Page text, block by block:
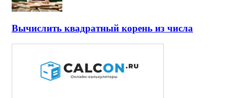
Вычислить квадратный корень из числа